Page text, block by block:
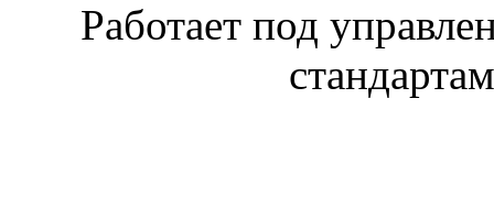
Работает под